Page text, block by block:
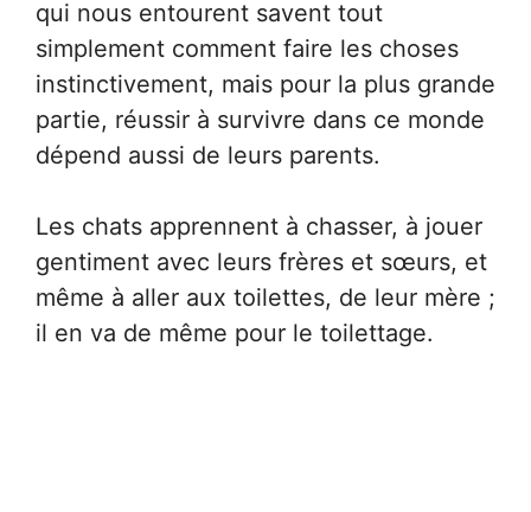
qui nous entourent savent tout
simplement comment faire les choses
instinctivement, mais pour la plus grande
partie, réussir à survivre dans ce monde
dépend aussi de leurs parents.
Les chats apprennent à chasser, à jouer
gentiment avec leurs frères et sœurs, et
même à aller aux toilettes, de leur mère ;
il en va de même pour le toilettage.